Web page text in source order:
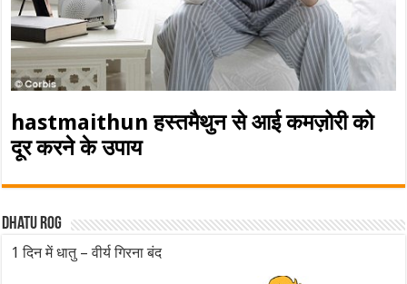
hastmaithun हस्तमैथुन से आई कमज़ोरी को
दूर करने के उपाय
Dhatu rog
1 दिन में धातु – वीर्य गिरना बंद